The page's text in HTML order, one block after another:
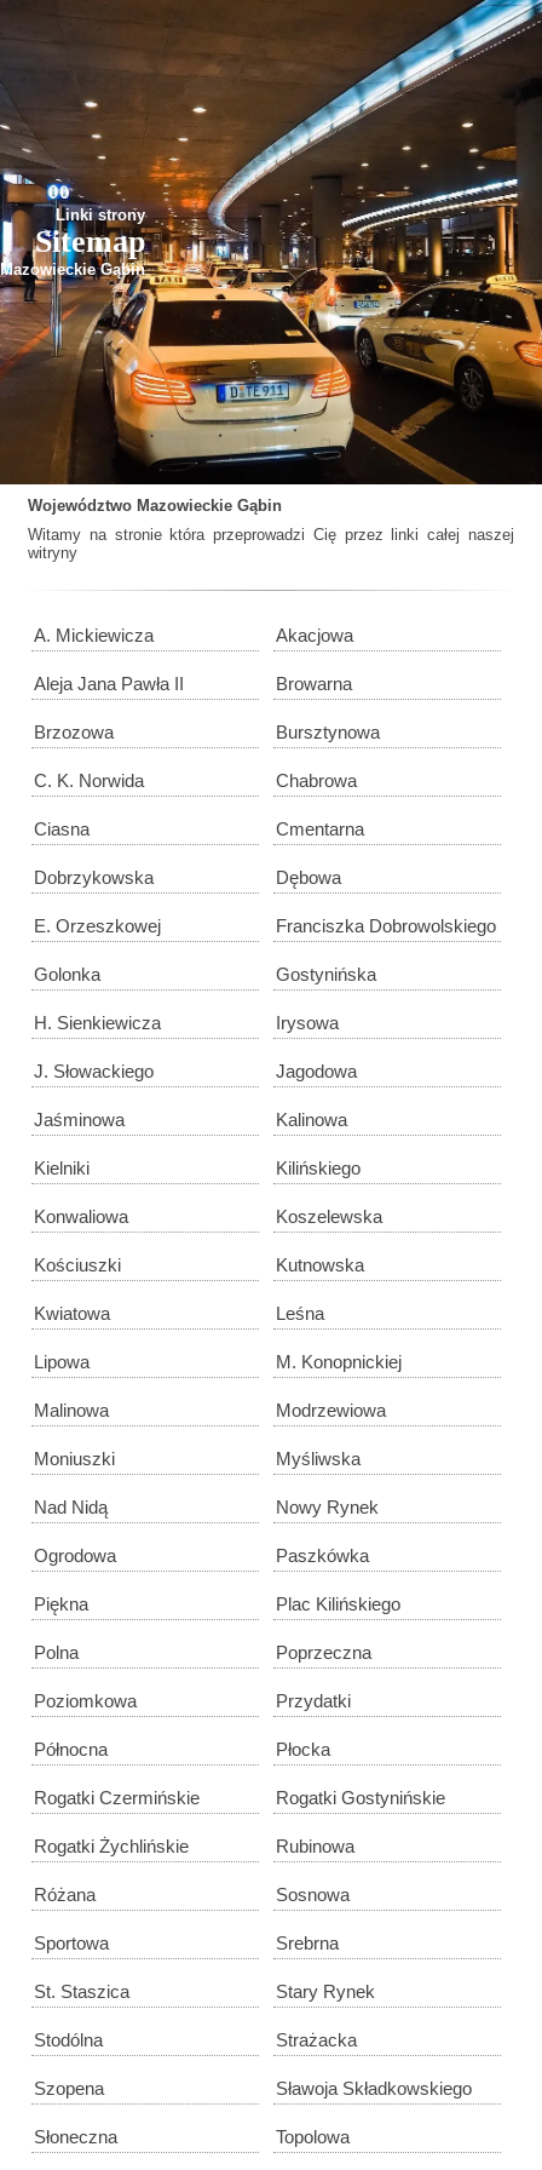
Linki strony
Sitemap
Mazowieckie Gąbin
Województwo Mazowieckie Gąbin
Witamy na stronie która przeprowadzi Cię przez linki całej naszej
witryny
A. Mickiewicza Akacjowa
Aleja Jana Pawła II Browarna
Brzozowa Bursztynowa
C. K. Norwida Chabrowa
Ciasna Cmentarna
Dobrzykowska Dębowa
E. Orzeszkowej Franciszka Dobrowolskiego
Golonka Gostynińska
H. Sienkiewicza Irysowa
J. Słowackiego Jagodowa
Jaśminowa Kalinowa
Kielniki Kilińskiego
Konwaliowa Koszelewska
Kościuszki Kutnowska
Kwiatowa Leśna
Lipowa M. Konopnickiej
Malinowa Modrzewiowa
Moniuszki Myśliwska
Nad Nidą Nowy Rynek
Ogrodowa Paszkówka
Piękna Plac Kilińskiego
Polna Poprzeczna
Poziomkowa Przydatki
Północna Płocka
Rogatki Czermińskie Rogatki Gostynińskie
Rogatki Żychlińskie Rubinowa
Różana Sosnowa
Sportowa Srebrna
St. Staszica Stary Rynek
Stodólna Strażacka
Szopena Sławoja Składkowskiego
Słoneczna Topolowa